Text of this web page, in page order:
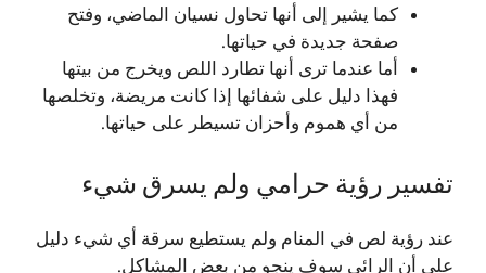
كما يشير إلى أنها تحاول نسيان الماضي، وفتح
صفحة جديدة في حياتها.
أما عندما ترى أنها تطارد اللص ويخرج من بيتها
فهذا دليل على شفائها إذا كانت مريضة، وتخلصها
من أي هموم وأحزان تسيطر على حياتها.
تفسير رؤية حرامي ولم يسرق شيء
عند رؤية لص في المنام ولم يستطيع سرقة أي شيء دليل
على أن الرائي سوف ينجو من بعض المشاكل.